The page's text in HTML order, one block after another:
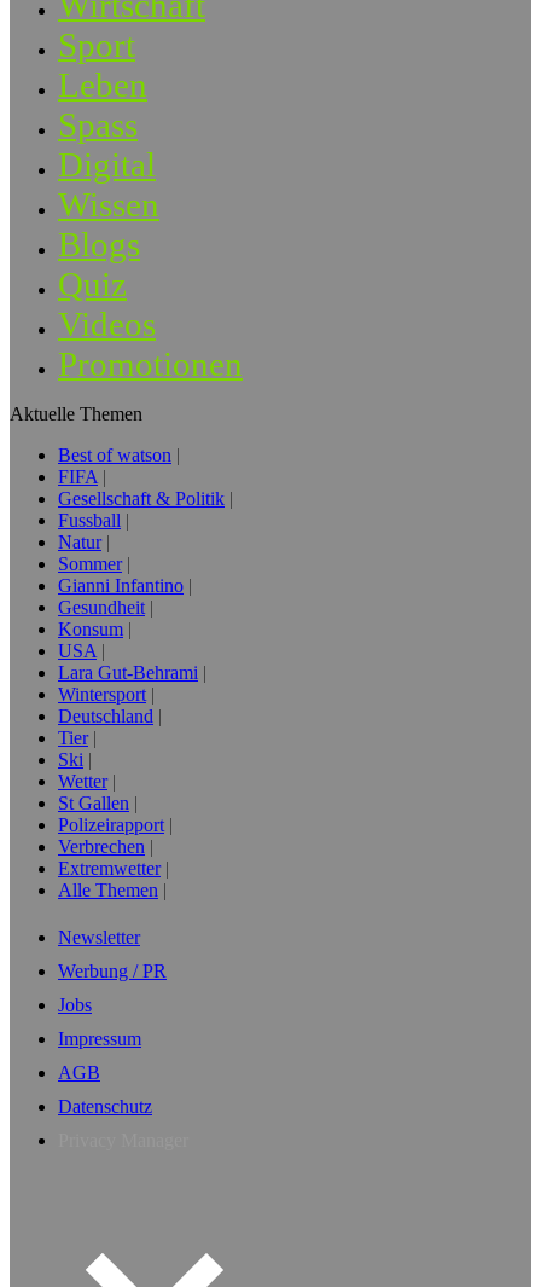
Sport
Leben
Spass
Digital
Wissen
Blogs
Quiz
Videos
Promotionen
Aktuelle Themen
Best of watson
FIFA
Gesellschaft & Politik
Fussball
Natur
Sommer
Gianni Infantino
Gesundheit
Konsum
USA
Lara Gut-Behrami
Wintersport
Deutschland
Tier
Ski
Wetter
St Gallen
Polizeirapport
Verbrechen
Extremwetter
Alle Themen
Newsletter
Werbung / PR
Jobs
Impressum
AGB
Datenschutz